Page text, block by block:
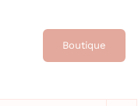
Boutique